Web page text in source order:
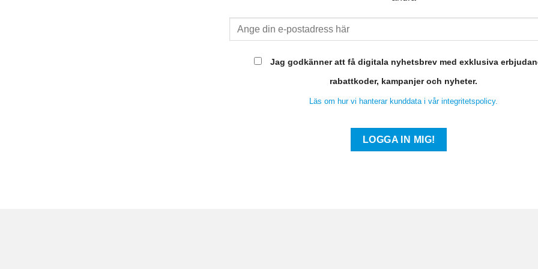
Jag godkänner att få digitala nyhetsbrev med exklusiva
rabattkoder, kampanjer och nyheter.
Läs om hur vi hanterar kunddata i vår integritetspolicy.